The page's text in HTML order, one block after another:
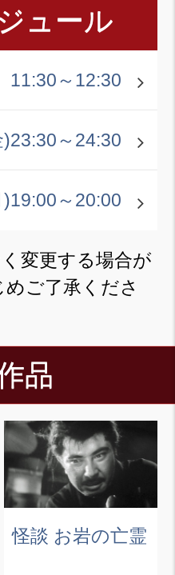
ュール
11:30～12:30
23:30～24:30
19:00～20:00
変更する場合が
ご了承くださ
品
怪談 お岩の亡霊